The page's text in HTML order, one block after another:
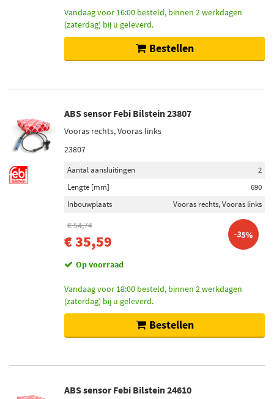
Vandaag voor 16:00 besteld, binnen 2 werkdagen
(zaterdag) bij u geleverd.
Bestellen
ABS sensor Febi Bilstein 23807
Vooras rechts, Vooras links
23807
Aantal aansluitingen
2
Lengte [mm]
690
Inbouwplaats
Vooras rechts, Vooras links
€ 54,74
€ 35,59 -35%
Op voorraad
Vandaag voor 18:00 besteld, binnen 2 werkdagen
(zaterdag) bij u geleverd.
Bestellen
ABS sensor Febi Bilstein 24610